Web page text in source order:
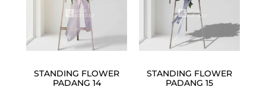
STANDING FLOWER
PADANG 14
STANDING FLOWER
PADANG 15